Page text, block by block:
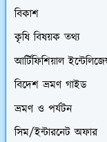
বিকাশ
কৃষি বিষয়ক তথ্য
আর্টিফিশিয়াল
বিদেশ ভ্রমণ গাইড
ভ্রমণ ও পর্যটন
সিম/ইন্টারনেট অফার